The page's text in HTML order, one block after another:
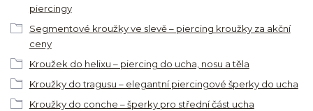
piercingy
Segmentové kroužky ve slevě – piercing kroužky za akční
ceny
Kroužek do helixu – piercing do ucha, nosu a těla
Kroužky do tragusu – elegantní piercingové šperky do ucha
Kroužky do conche – šperky pro střední část ucha